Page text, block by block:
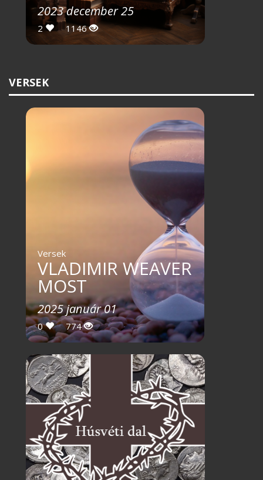
2023 december 25
2 1146
VERSEK
Versek
VLADIMIR WEAVER
MOST
2025 január 01
0 774